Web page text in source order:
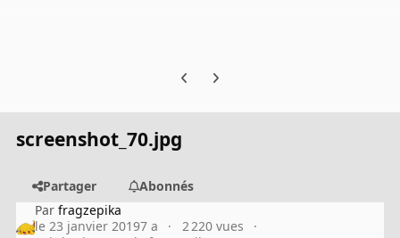
Previous carousel slide
Next carousel slide
screenshot_70.jpg
Partager
Abonnés
Parfragzepika
le 23 janvier 20197 a
2 220 vues